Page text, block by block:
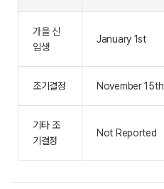
가을 신
입생
January 1st
조기결정 November 15th
기타 조
기결정
Not Reported